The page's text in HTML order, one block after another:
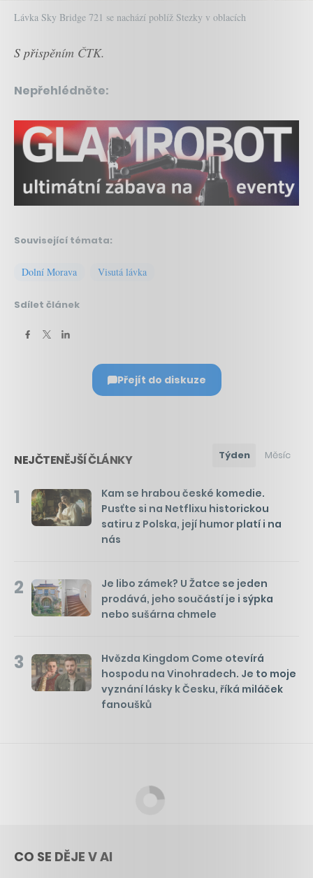
Lávka Sky Bridge 721 se nachází poblíž Stezky v oblacích
S přispěním ČTK.
Nepřehlédněte:
Související témata:
Dolní Morava Visutá lávka
Sdílet článek
Přejít do diskuze
NEJČTENĚJŠÍ ČLÁNKY Týden Měsíc
1
Kam se hrabou české komedie.
Pusťte si na Netflixu historickou
satiru z Polska, její humor platí i na
nás
2
Je libo zámek? U Žatce se jeden
prodává, jeho součástí je i sýpka
nebo sušárna chmele
3
Hvězda Kingdom Come otevírá
hospodu na Vinohradech. Je to moje
vyznání lásky k Česku, říká miláček
fanoušků
CO SE DĚJE V AI